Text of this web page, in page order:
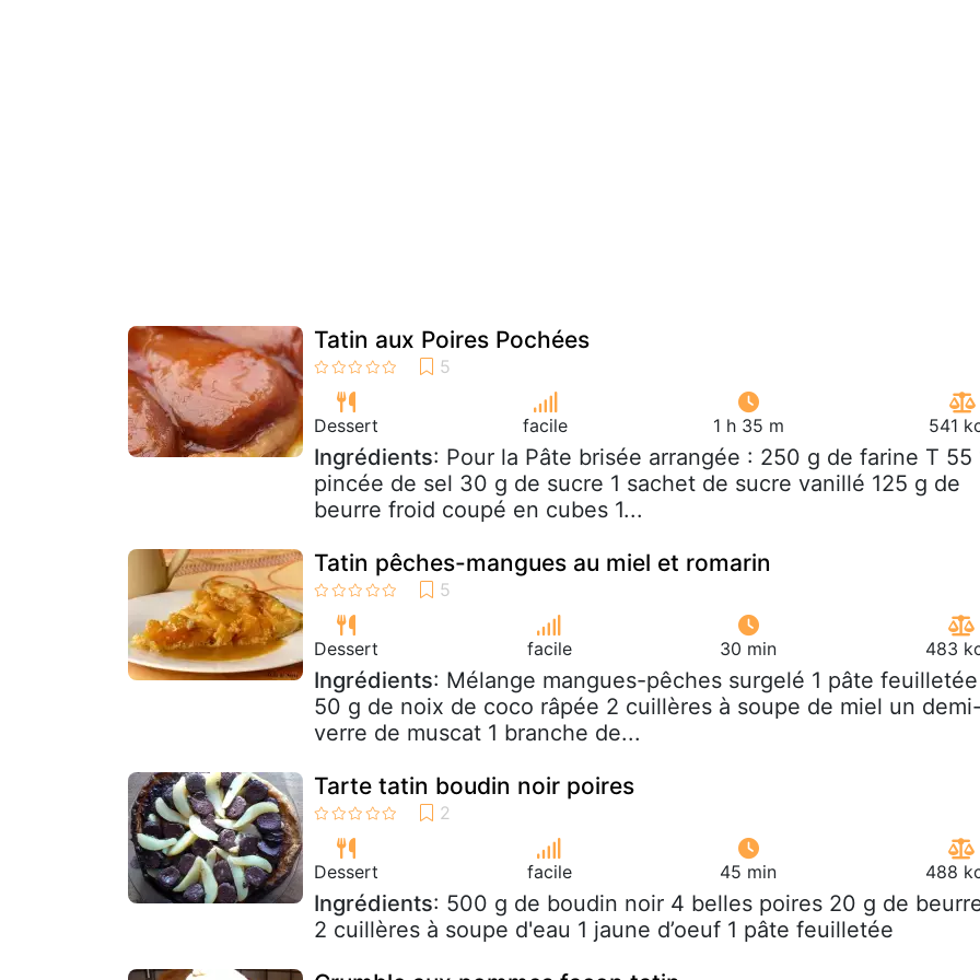
Tatin aux Poires Pochées
Dessert facile 1 h 35 m 541
Ingrédients: Pour la Pâte brisée arrangée : 250 g de farine T 55
pincée de sel 30 g de sucre 1 sachet de sucre vanillé 125 g de
beurre froid coupé en cubes 1...
Tatin pêches-mangues au miel et romarin
Dessert facile 30 min 483
Ingrédients: Mélange mangues-pêches surgelé 1 pâte feuilletée
50 g de noix de coco râpée 2 cuillères à soupe de miel un demi-
verre de muscat 1 branche de...
Tarte tatin boudin noir poires
Dessert facile 45 min 488
Ingrédients: 500 g de boudin noir 4 belles poires 20 g de
2 cuillères à soupe d'eau 1 jaune d’oeuf 1 pâte feuilletée